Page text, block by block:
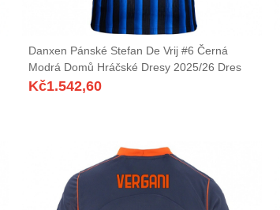
Danxen Pánské Stefan De Vrij #6 Černá
Modrá Domů Hráčské Dresy 2025/26 Dres
Kč1.542,60